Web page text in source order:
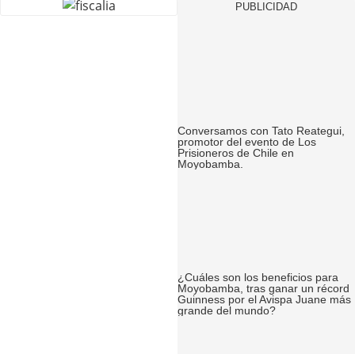
PUBLICIDAD
Conversamos con Tato Reategui,
promotor del evento de Los
Prisioneros de Chile en
Moyobamba.
¿Cuáles son los beneficios para
Moyobamba, tras ganar un récord
Guinness por el Avispa Juane más
grande del mundo?